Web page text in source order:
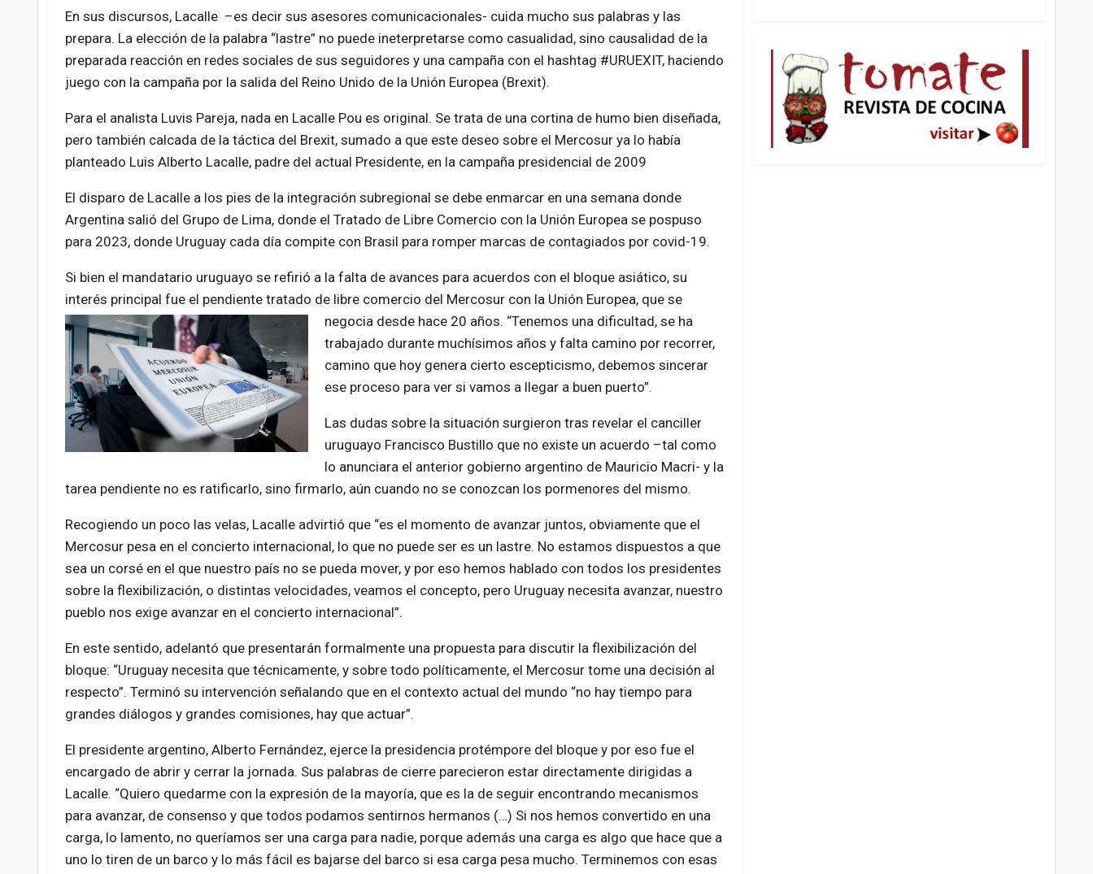
En sus discursos, Lacalle –es decir sus asesores comunicacionales- cuida mucho sus palabras y las
prepara. La elección de la palabra “lastre” no puede ineterpretarse como casualidad, sino causalidad de la
preparada reacción en redes sociales de sus seguidores y una campaña con el hashtag #URUEXIT, haciendo
juego con la campaña por la salida del Reino Unido de la Unión Europea (Brexit).
Para el analista Luvis Pareja, nada en Lacalle Pou es original. Se trata de una cortina de humo bien diseñada,
pero también calcada de la táctica del Brexit, sumado a que este deseo sobre el Mercosur ya lo había
planteado Luis Alberto Lacalle, padre del actual Presidente, en la campaña presidencial de 2009
El disparo de Lacalle a los pies de la integración subregional se debe enmarcar en una semana donde
Argentina salió del Grupo de Lima, donde el Tratado de Libre Comercio con la Unión Europea se pospuso
para 2023, donde Uruguay cada día compite con Brasil para romper marcas de contagiados por covid-19.
Si bien el mandatario uruguayo se refirió a la falta de avances para acuerdos con el bloque asiático, su
interés principal fue el pendiente tratado de libre comercio del Mercosur con la Unión Europea, que se
negocia desde hace 20 años. “Tenemos una dificultad, se ha
trabajado durante muchísimos años y falta camino por recorrer,
camino que hoy genera cierto escepticismo, debemos sincerar
ese proceso para ver si vamos a llegar a buen puerto”.
Las dudas sobre la situación surgieron tras revelar el canciller
uruguayo Francisco Bustillo que no existe un acuerdo –tal como
lo anunciara el anterior gobierno argentino de Mauricio Macri- y la
tarea pendiente no es ratificarlo, sino firmarlo, aún cuando no se conozcan los pormenores del mismo.
Recogiendo un poco las velas, Lacalle advirtió que “es el momento de avanzar juntos, obviamente que el
Mercosur pesa en el concierto internacional, lo que no puede ser es un lastre. No estamos dispuestos a que
sea un corsé en el que nuestro país no se pueda mover, y por eso hemos hablado con todos los presidentes
sobre la flexibilización, o distintas velocidades, veamos el concepto, pero Uruguay necesita avanzar, nuestro
pueblo nos exige avanzar en el concierto internacional”.
En este sentido, adelantó que presentarán formalmente una propuesta para discutir la flexibilización del
bloque: “Uruguay necesita que técnicamente, y sobre todo políticamente, el Mercosur tome una decisión al
respecto”. Terminó su intervención señalando que en el contexto actual del mundo “no hay tiempo para
grandes diálogos y grandes comisiones, hay que actuar”.
El presidente argentino, Alberto Fernández, ejerce la presidencia protémpore del bloque y por eso fue el
encargado de abrir y cerrar la jornada. Sus palabras de cierre parecieron estar directamente dirigidas a
Lacalle. “Quiero quedarme con la expresión de la mayoría, que es la de seguir encontrando mecanismos
para avanzar, de consenso y que todos podamos sentirnos hermanos (…) Si nos hemos convertido en una
carga, lo lamento, no queríamos ser una carga para nadie, porque además una carga es algo que hace que a
uno lo tiren de un barco y lo más fácil es bajarse del barco si esa carga pesa mucho. Terminemos con esas